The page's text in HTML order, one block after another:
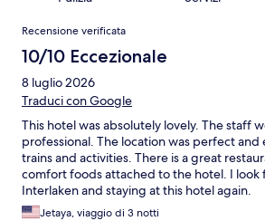
Recensioni
Recensione verificata
10/10 Eccezionale
8 luglio 2026
Traduci con Google
This hotel was absolutely lovely. The staff
professional. The location was perfect and
trains and activities. There is a great
comfort foods attached to the hotel. I look
Interlaken and staying at this hotel again.
Jetaya, viaggio di 3 notti